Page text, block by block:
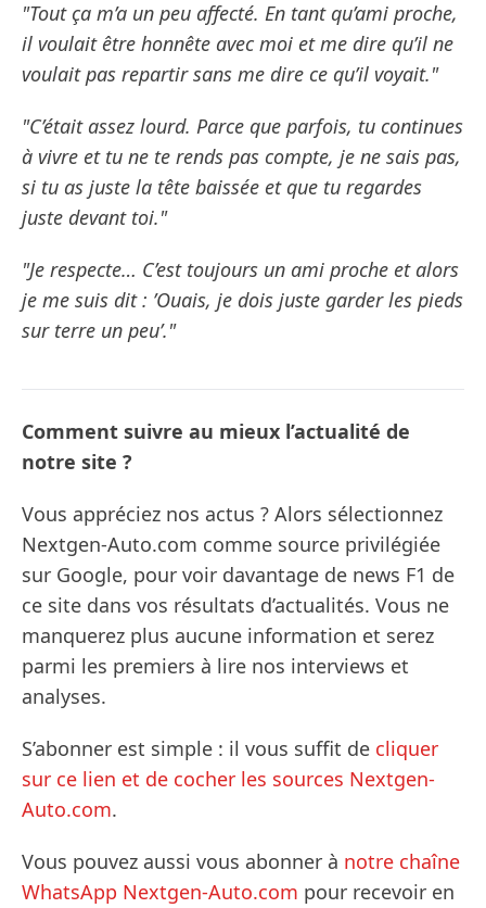
"Tout ça m’a un peu affecté. En tant qu’ami proche,
il voulait être honnête avec moi et me dire qu’il ne
voulait pas repartir sans me dire ce qu’il voyait."
"C’était assez lourd. Parce que parfois, tu continues
à vivre et tu ne te rends pas compte, je ne sais pas,
si tu as juste la tête baissée et que tu regardes
juste devant toi."
"Je respecte… C’est toujours un ami proche et alors
je me suis dit : ’Ouais, je dois juste garder les pieds
sur terre un peu’."
Comment suivre au mieux l’actualité de
notre site ?
Vous appréciez nos actus ? Alors sélectionnez
Nextgen-Auto.com comme source privilégiée
sur Google, pour voir davantage de news F1 de
ce site dans vos résultats d’actualités. Vous ne
manquerez plus aucune information et serez
parmi les premiers à lire nos interviews et
analyses.
S’abonner est simple : il vous suffit de cliquer
sur ce lien et de cocher les sources Nextgen-
Auto.com.
Vous pouvez aussi vous abonner à notre chaîne
WhatsApp Nextgen-Auto.com pour recevoir en